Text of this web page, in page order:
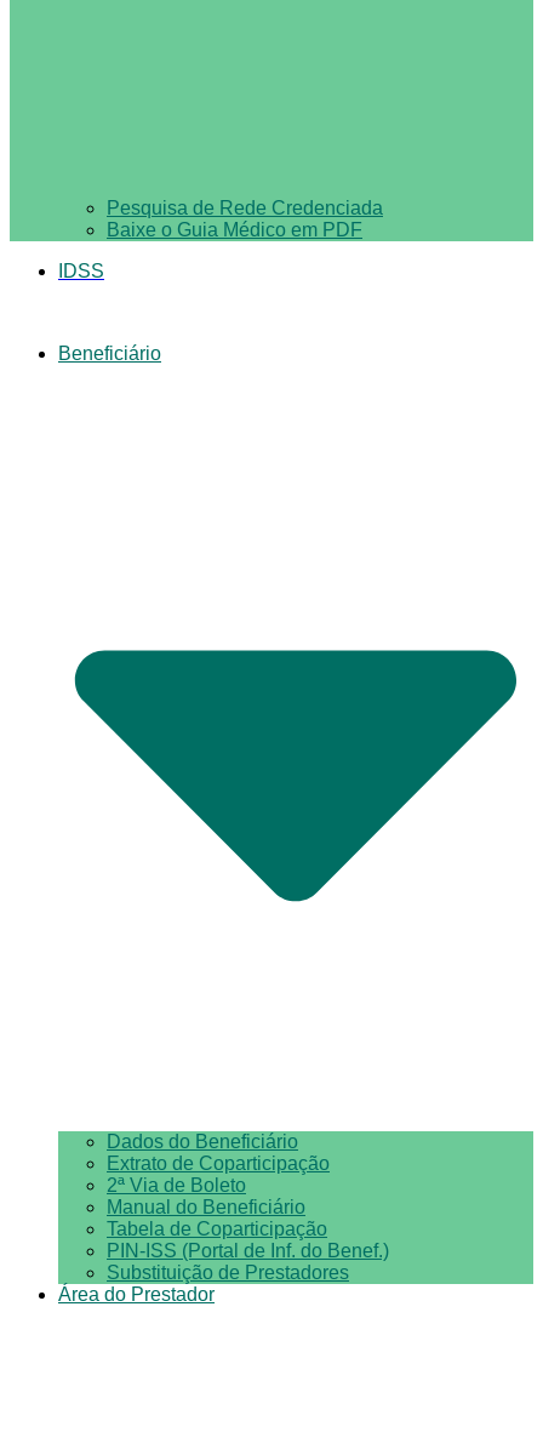
Pesquisa de Rede Credenciada
Baixe o Guia Médico em PDF
IDSS
Beneficiário
Dados do Beneficiário
Extrato de Coparticipação
2ª Via de Boleto
Manual do Beneficiário
Tabela de Coparticipação
PIN-ISS (Portal de Inf. do Benef.)
Substituição de Prestadores
Área do Prestador